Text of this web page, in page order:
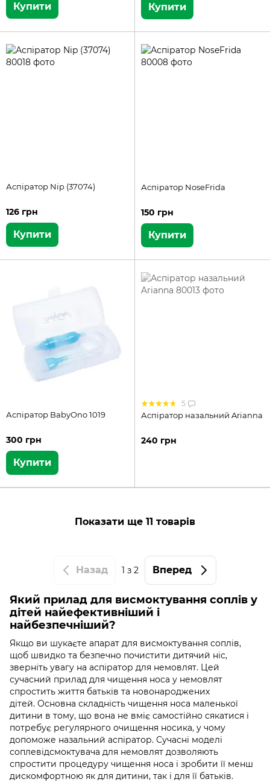
Купити Купити
Аспіратор Nip (37074)
126 грн
Купити
Аспіратор NoseFrida
150 грн
Купити
Аспіратор BabyOno 1019
300 грн
Купити
5
Аспіратор назальний Arianna
240 грн
Показати ще 11 товарів
Назад 1 з 2 Вперед
Який прилад для висмоктування соплів у
дітей найефективніший і
найбезпечніший?
Якщо ви шукаєте апарат для висмоктування соплів,
щоб швидко та безпечно почистити дитячий ніс,
зверніть увагу на аспіратор для немовлят. Цей
сучасний прилад для чищення носа у немовлят
спростить життя батьків та новонароджених
дітей. Основна складність чищення носа маленької
дитини в тому, що вона не вміє самостійно сякатися і
потребує регулярного очищення носика, у чому
допоможе назальний аспіратор. Сучасні моделі
соплевідсмоктувача для немовлят дозволяють
спростити процедуру чищення носа і зробити її менш
дискомфортною як для дитини, так і для її батьків.